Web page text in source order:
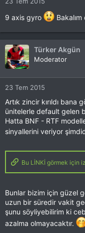
9 axis gyro
Türker Akgün
Moderator
23 Tem 2015
Artık zincir kırıldı bana
ünitelerle default gelen
Hatta BNF - RTF
sinyallerini veriyor
Bu LİNKİ görmek için
Bunlar bizim için güzel
uzun bir süredir vakit
şunu söyliyebilirim ki
azalma olmayacaktır.